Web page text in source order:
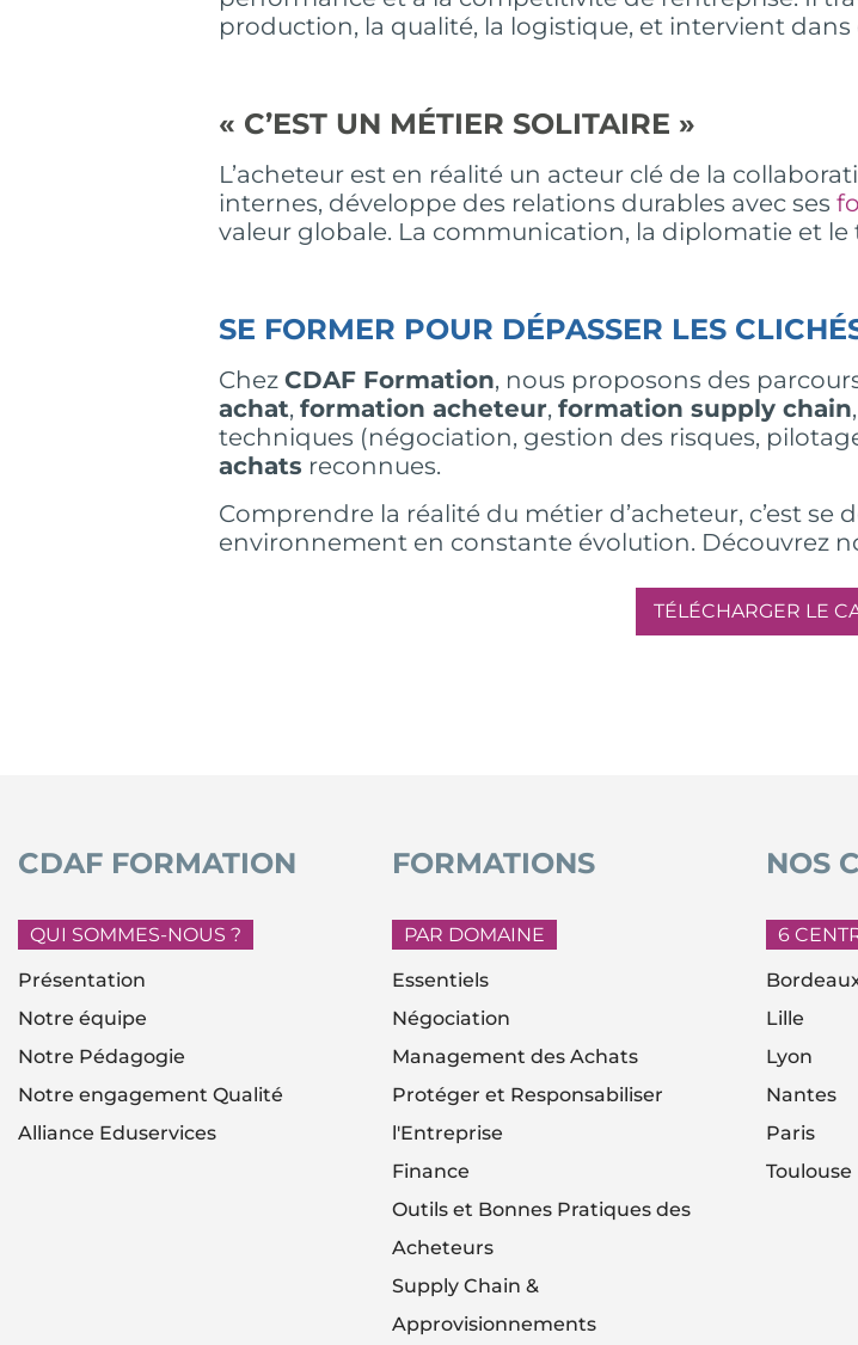
production, la qualité, la logistique, et intervient
« C’EST UN MÉTIER SOLITAIRE »
L’acheteur est en réalité un acteur clé de la
internes, développe des relations durables avec ses
valeur globale. La communication, la diplomatie et
SE FORMER POUR DÉPASSER LES
Chez CDAF Formation, nous proposons des
achat, formation acheteur, formation supply chain
techniques (négociation, gestion des risques,
achats reconnues.
Comprendre la réalité du métier d’acheteur, c’est
environnement en constante évolution. Découvrez
TÉLÉCHARGER LE
CDAF FORMATION
QUI SOMMES-NOUS ?
Présentation
Notre équipe
Notre Pédagogie
Notre engagement Qualité
Alliance Eduservices
FORMATIONS
PAR DOMAINE
Essentiels
Négociation
Management des Achats
Protéger et Responsabiliser
l'Entreprise
Finance
Outils et Bonnes Pratiques des
Acheteurs
Supply Chain &
Approvisionnements
NOS
6
Lille
Lyon
Nantes
Paris
Toulouse